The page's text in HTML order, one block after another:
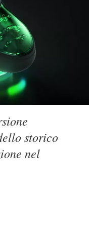
storico
nel